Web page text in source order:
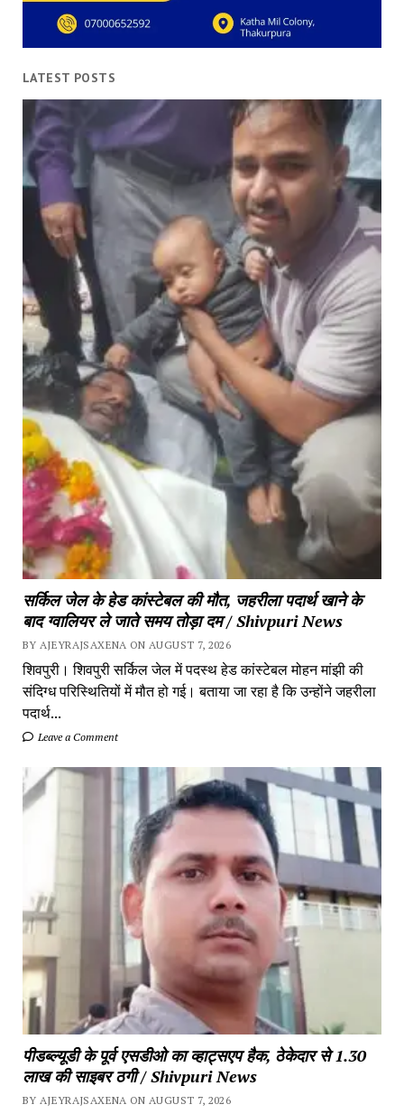
LATEST POSTS
सर्किल जेल के हेड कांस्टेबल की मौत, जहरीला पदार्थ खाने के
बाद ग्वालियर ले जाते समय तोड़ा दम / Shivpuri News
BY AJEYRAJSAXENA ON AUGUST 7, 2026
शिवपुरी। शिवपुरी सर्किल जेल में पदस्थ हेड कांस्टेबल मोहन मांझी की
संदिग्ध परिस्थितियों में मौत हो गई। बताया जा रहा है कि उन्होंने जहरीला
पदार्थ...
Leave a Comment
पीडब्ल्यूडी के पूर्व एसडीओ का व्हाट्सएप हैक, ठेकेदार से 1.30
लाख की साइबर ठगी / Shivpuri News
BY AJEYRAJSAXENA ON AUGUST 7, 2026